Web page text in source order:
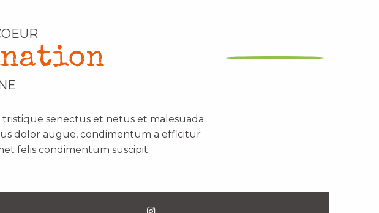
senectus et netus et malesuada
dolor augue, condimentum a efficitur
felis condimentum suscipit.